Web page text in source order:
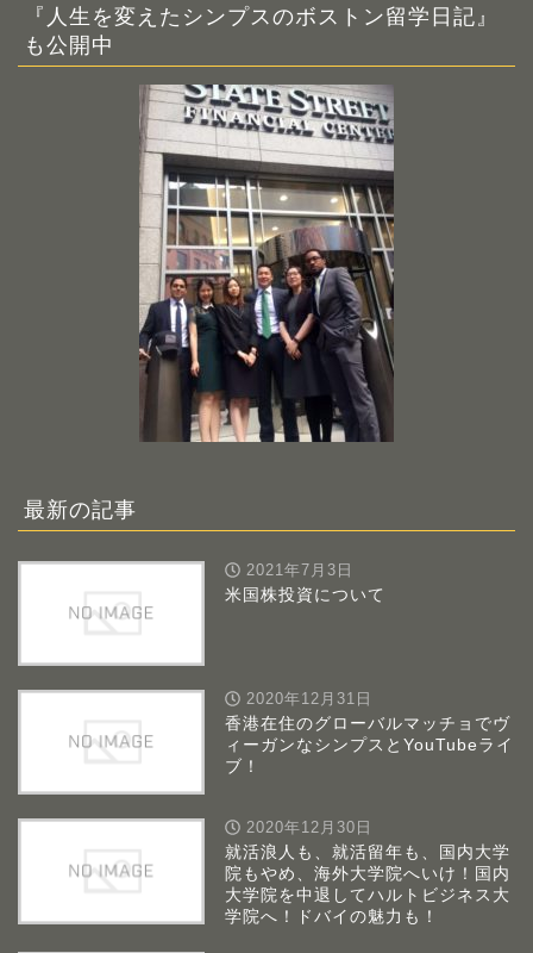
『人生を変えたシンプスのボストン留学日記』
も公開中
最新の記事
2021年7月3日
米国株投資について
2020年12月31日
香港在住のグローバルマッチョでヴ
ィーガンなシンプスとYouTubeライ
ブ！
2020年12月30日
就活浪人も、就活留年も、国内大学
院もやめ、海外大学院へいけ！国内
大学院を中退してハルトビジネス大
学院へ！ドバイの魅力も！